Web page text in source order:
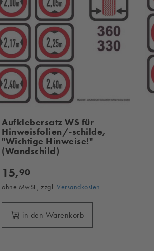
Aufklebersatz WS für
Hinweisfolien/-schilde,
"Wichtige Hinweise!"
(Wandschild)
15,90
ohne MwSt., zzgl.Versandkosten
in den Warenkorb